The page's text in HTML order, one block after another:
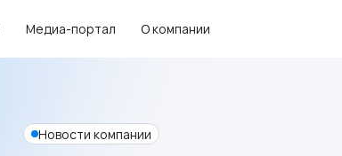
Медиа-портал О компании
Новости компании